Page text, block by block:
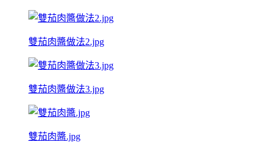
雙茄肉醬做法2.jpg
雙茄肉醬做法3.jpg
雙茄肉醬.jpg